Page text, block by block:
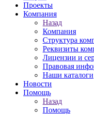
Проекты
Компания
Назад
Компания
Структура
Реквизиты
Лицензии и
Правовая
Наши каталоги
Новости
Помощь
Назад
Помощь